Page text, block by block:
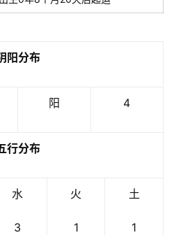
阳分布
阳 4
行分布
水
3
火
1
土
1